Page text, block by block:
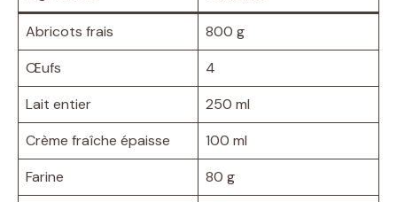
Abricots frais
800 g
Œufs
4
Lait entier
250 ml
Crème fraîche épaisse
100 ml
Farine
80 g